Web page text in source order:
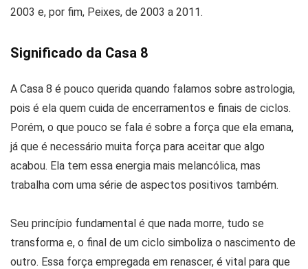
2003 e, por fim, Peixes, de 2003 a 2011.
Significado da Casa 8
A Casa 8 é pouco querida quando falamos sobre astrologia,
pois é ela quem cuida de encerramentos e finais de ciclos.
Porém, o que pouco se fala é sobre a força que ela emana,
já que é necessário muita força para aceitar que algo
acabou. Ela tem essa energia mais melancólica, mas
trabalha com uma série de aspectos positivos também.
Seu princípio fundamental é que nada morre, tudo se
transforma e, o final de um ciclo simboliza o nascimento de
outro. Essa força empregada em renascer, é vital para que